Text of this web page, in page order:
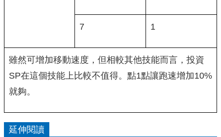
7 1
雖然可增加移動速度，但相較其他技能而言，投資
SP在這個技能上比較不值得。點1點讓跑速增加10%
就夠。
延伸閱讀